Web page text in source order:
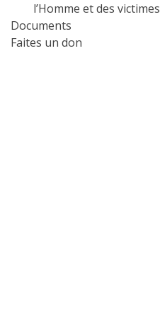
l’Homme et des victimes
Documents
Faites un don